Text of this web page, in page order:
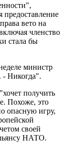
предоставление
вето на
членство
стала бы
министр
- Никогда".
получить
Похоже, это
опасную игру,
своей
НАТО.